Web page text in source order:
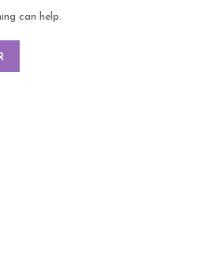
can help.